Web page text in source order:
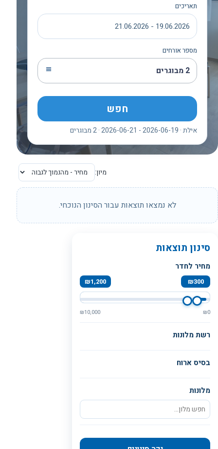
תאריכים
19.06.2026 - 21.06.2026
מספר אורחים
2 מבוגרים
חפש
אילת · 2026-06-19 - 2026-06-21 · 2 מבוגרים
מיון:
לא נמצאו תוצאות עבור הסינון הנוכחי.
סינון תוצאות
מחיר לחדר
₪300
₪1,200
₪0
₪10,000
רשת מלונות
בסיס ארוח
מלונות